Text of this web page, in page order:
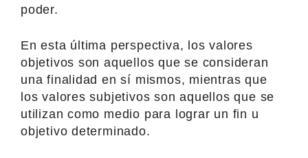
poder.
En esta última perspectiva, los valores
objetivos son aquellos que se consideran
una finalidad en sí mismos, mientras que
los valores subjetivos son aquellos que se
utilizan como medio para lograr un fin u
objetivo determinado.